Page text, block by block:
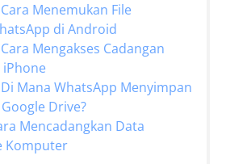
Menemukan File
di Android
Mengakses Cadangan
Mana WhatsApp Menyimpan
Drive?
Mencadangkan Data
Komputer